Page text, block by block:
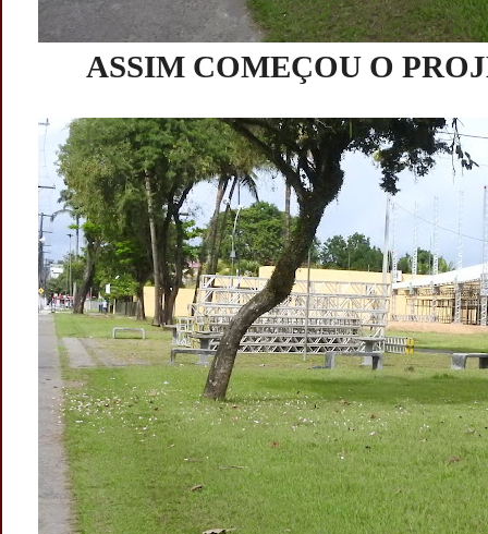
ASSIM COMEÇOU O